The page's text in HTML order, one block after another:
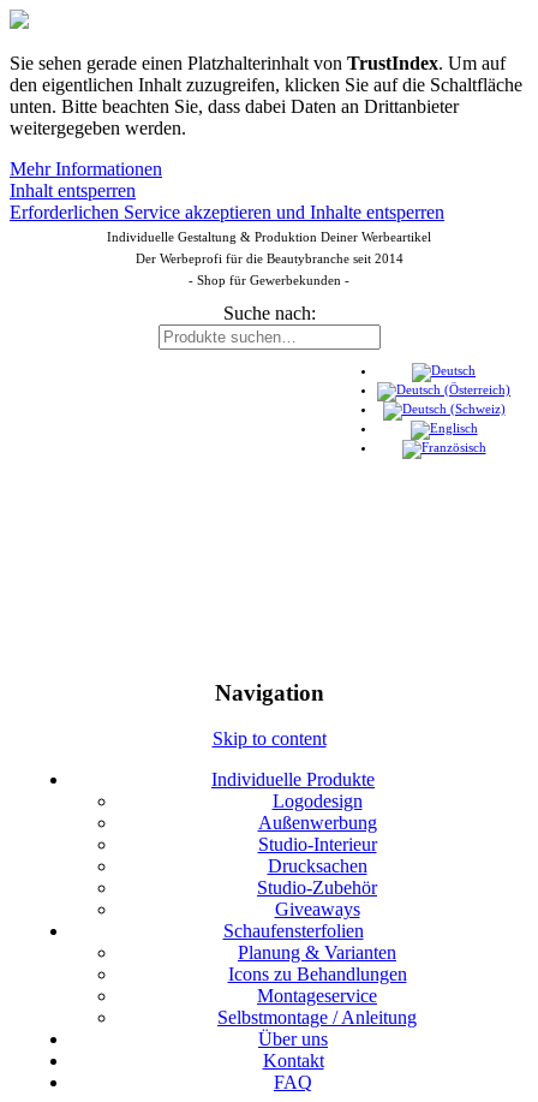
Sie sehen gerade einen Platzhalterinhalt von TrustIndex. Um auf
den eigentlichen Inhalt zuzugreifen, klicken Sie auf die Schaltfläche
unten. Bitte beachten Sie, dass dabei Daten an Drittanbieter
weitergegeben werden.
Mehr Informationen
Inhalt entsperren
Erforderlichen Service akzeptieren und Inhalte entsperren
Individuelle Gestaltung & Produktion Deiner Werbeartikel
Der Werbeprofi für die Beautybranche seit 2014
- Shop für Gewerbekunden -
Suche nach:
Navigation
Skip to content
Individuelle Produkte
Logodesign
Außenwerbung
Studio-Interieur
Drucksachen
Studio-Zubehör
Giveaways
Schaufensterfolien
Planung & Varianten
Icons zu Behandlungen
Montageservice
Selbstmontage / Anleitung
Über uns
Kontakt
FAQ